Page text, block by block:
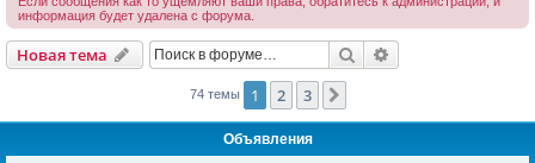
информация будет удалена с форума.
Новая тема
Новаятема Поиск
74 темы 1 2 3
Объявления